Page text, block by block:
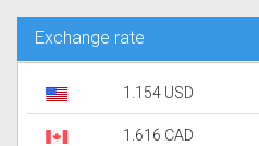
Exchange rate
1.154 USD
1.616 CAD